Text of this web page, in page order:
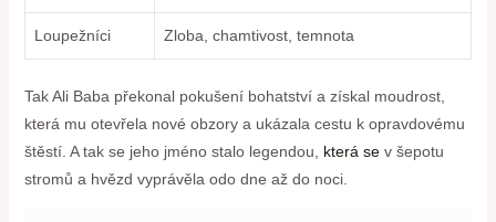
Loupežníci Zloba, chamtivost, temnota
Tak Ali Baba překonal pokušení bohatství a získal moudrost,
která mu otevřela nové obzory a ukázala cestu k opravdovému
štěstí. A tak se jeho jméno stalo legendou, která sev šepotu
stromů a hvězd vyprávěla odo dne až do noci.